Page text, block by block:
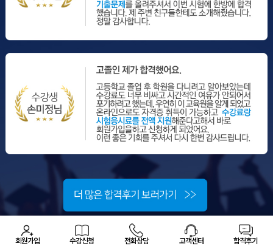
회원가입 수강신청 전화상담 고객센터 합격후기